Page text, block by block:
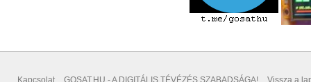
Kapcsolat GOSAT.HU - A DIGITÁLIS TÉVÉZÉS SZABADSÁGA! Vissza a